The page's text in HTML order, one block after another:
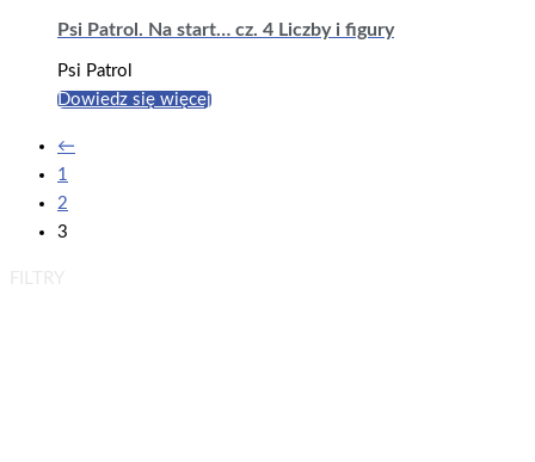
Psi Patrol. Na start… cz. 4 Liczby i figury
Psi Patrol
Dowiedz się więcej
←
1
2
3